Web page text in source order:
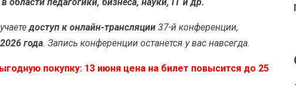
доступ к онлайн-трансляции 37-й конференции,
года. Запись конференции останется у вас навсегда.
покупку: 13 июня цена на билет повысится до 25